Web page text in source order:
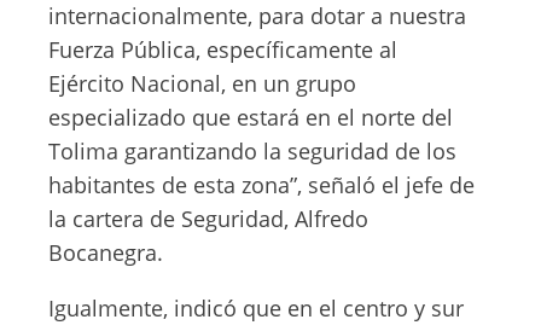
internacionalmente, para dotar a nuestra
Fuerza Pública, específicamente al
Ejército Nacional, en un grupo
especializado que estará en el norte del
Tolima garantizando la seguridad de los
habitantes de esta zona”, señaló el jefe de
la cartera de Seguridad, Alfredo
Bocanegra.
Igualmente, indicó que en el centro y sur